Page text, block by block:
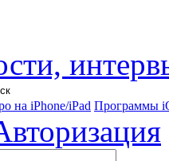
на iPhone/iPad Программы